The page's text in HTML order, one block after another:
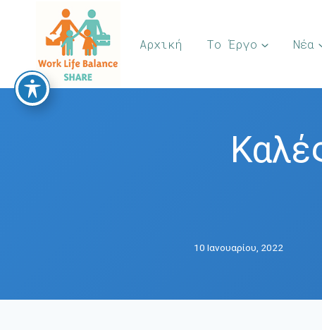
Αρχική Το Έργο Νέα
10 Ιανουαρίου, 2022